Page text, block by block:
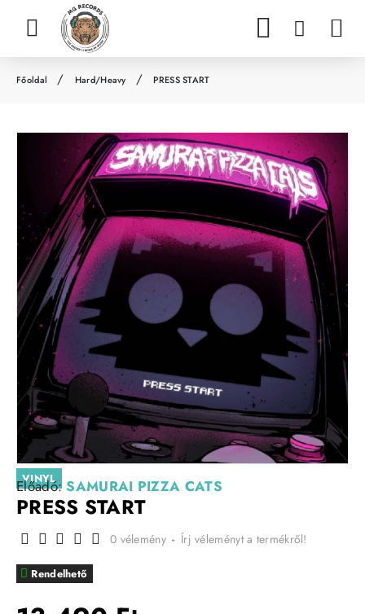
Hard/Heavy PRESS START
VINYL
Előadó:SAMURAI PIZZA CATS
PRESS START
Rendelhető
0 vélemény - Írj véleményt a termékről!